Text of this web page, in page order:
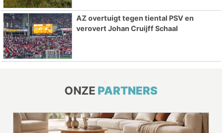
AZ overtuigt tegen tiental PSV en
verovert Johan Cruijff Schaal
ONZE PARTNERS